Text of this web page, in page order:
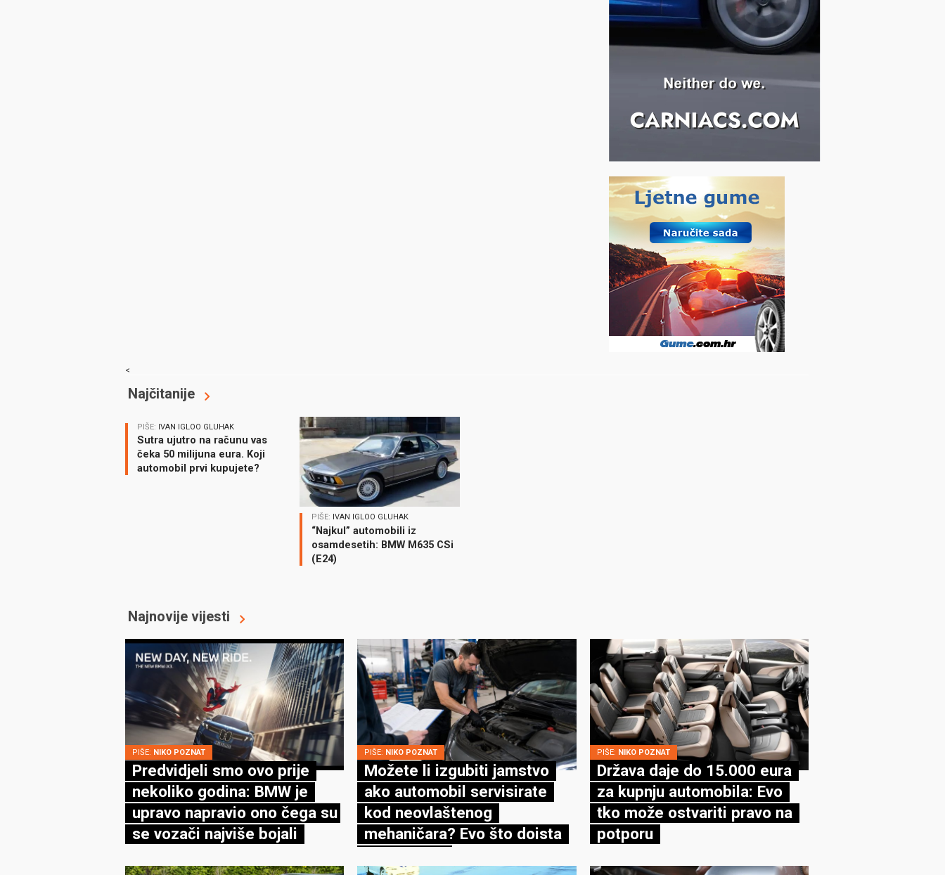
<
Najčitanije
PIŠE: IVAN IGLOO GLUHAK
Sutra ujutro na računu vas
čeka 50 milijuna eura. Koji
automobil prvi kupujete?
PIŠE: IVAN IGLOO GLUHAK
“Najkul” automobili iz
osamdesetih: BMW M635 CSi
(E24)
Najnovije vijesti
PIŠE: NIKO POZNAT
Predvidjeli smo ovo prije
nekoliko godina: BMW je
upravo napravio ono čega su
se vozači najviše bojali
PIŠE: NIKO POZNAT
Možete li izgubiti jamstvo
ako automobil servisirate
kod neovlaštenog
mehaničara? Evo što doista
PIŠE: NIKO POZNAT
Država daje do 15.000 eura
za kupnju automobila: Evo
tko može ostvariti pravo na
potporu